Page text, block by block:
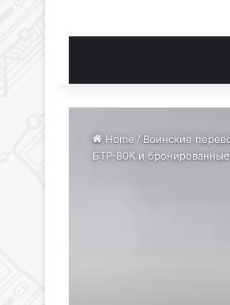
Home / Воинские
БТР-80К и